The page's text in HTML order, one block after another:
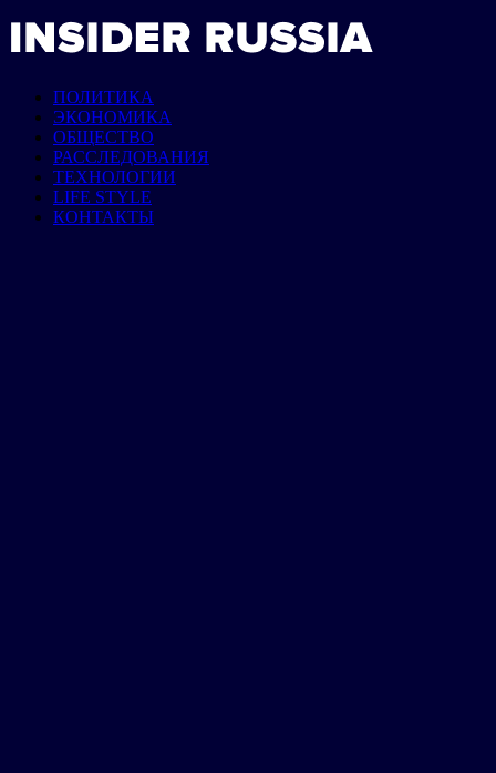
ПОЛИТИКА
ЭКОНОМИКА
ОБЩЕСТВО
РАССЛЕДОВАНИЯ
ТЕХНОЛОГИИ
LIFE STYLE
КОНТАКТЫ